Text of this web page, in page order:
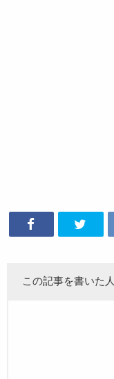
この記事を書いた人